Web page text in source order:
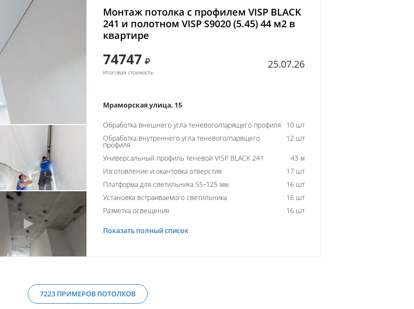
Монтаж потолка с профилем VISP BLACK
241 и полотном VISP S9020 (5.45) 44 м2 в
квартире
74747
Итоговая стоимость
25.07.26
Мраморская улица, 15
Обработка внешнего угла теневого/парящего профиля
10 шт
Обработка внутреннего угла теневого/парящего
профиля
12 шт
Универсальный профиль теневой VISP BLACK 241
43 м
Изготовление и окантовка отверстия
17 шт
Платформа для светильника 55-125 мм
16 шт
Установка встраиваемого светильника
16 шт
Разметка освещения
16 шт
Показать полный список
7223 ПРИМЕРОВ ПОТОЛКОВ